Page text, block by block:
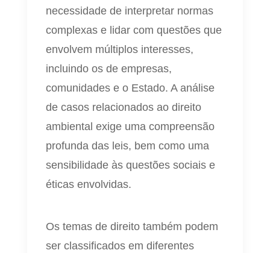
necessidade de interpretar normas
complexas e lidar com questões que
envolvem múltiplos interesses,
incluindo os de empresas,
comunidades e o Estado. A análise
de casos relacionados ao direito
ambiental exige uma compreensão
profunda das leis, bem como uma
sensibilidade às questões sociais e
éticas envolvidas.
Os temas de direito também podem
ser classificados em diferentes